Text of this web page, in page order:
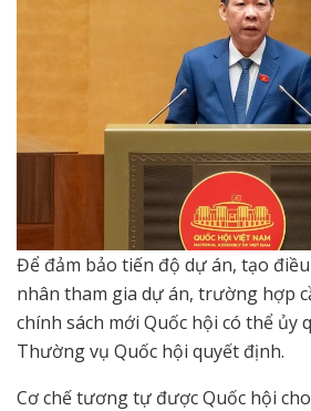
Để đảm bảo tiến độ dự án, tạo
nhân tham gia dự án, trường hợp
chính sách mới Quốc hội có thể ủy
Thường vụ Quốc hội quyết định.
Cơ chế tương tự được Quốc hội